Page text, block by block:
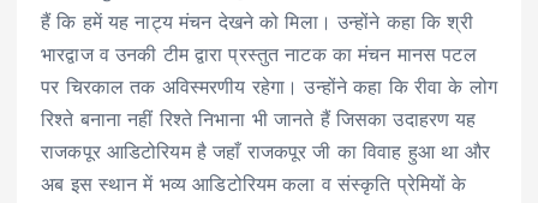
हैं कि हमें यह नाट्य मंचन देखने को मिला। उन्होंने कहा कि श्री
भारद्वाज व उनकी टीम द्वारा प्रस्तुत नाटक का मंचन मानस पटल
पर चिरकाल तक अविस्मरणीय रहेगा। उन्होंने कहा कि रीवा के लोग
रिश्ते बनाना नहीं रिश्ते निभाना भी जानते हैं जिसका उदाहरण यह
राजकपूर आडिटोरियम है जहाँ राजकपूर जी का विवाह हुआ था और
अब इस स्थान में भव्य आडिटोरियम कला व संस्कृति प्रेमियों के